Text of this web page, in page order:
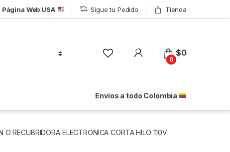
Página Web USA Sigue tu Pedido Tienda
0
$0
Envíos a todo Colombia
RECUBRIDORA ELECTRONICA CORTA HILO 110V